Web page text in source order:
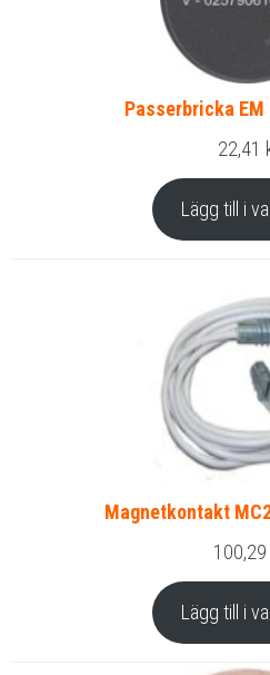
Passerbricka
22,41
Lägg till i
Magnetkontakt
100,29
Lägg till i